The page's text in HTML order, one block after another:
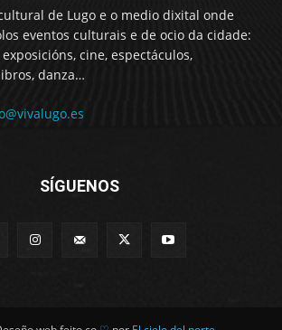
de Lugo e o medio dixital onde
eventos culturais e de ocio da cidade:
cine, espectáculos,
danza…
SÍGUENOS